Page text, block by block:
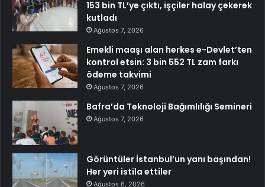
153 bin TL’ye çıktı, işçiler halay çekerek
kutladı
Ağustos 7, 2026
Emekli maaşı alan herkes e-Devlet’ten
kontrol etsin: 3 bin 552 TL zam farkı
ödeme takvimi
Ağustos 7, 2026
Bafra’da Teknoloji Bağımlılığı Semineri
Ağustos 7, 2026
Görüntüler İstanbul’un yanı başından!
Her yeri istila ettiler
Ağustos 6, 2026